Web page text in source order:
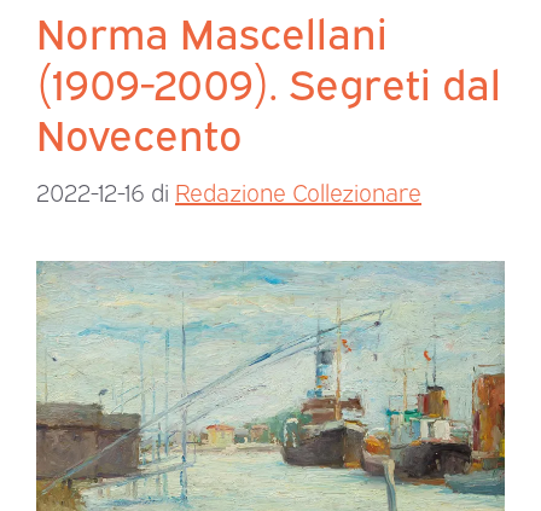
Norma Mascellani
(1909-2009). Segreti dal
Novecento
2022-12-16 di Redazione Collezionare